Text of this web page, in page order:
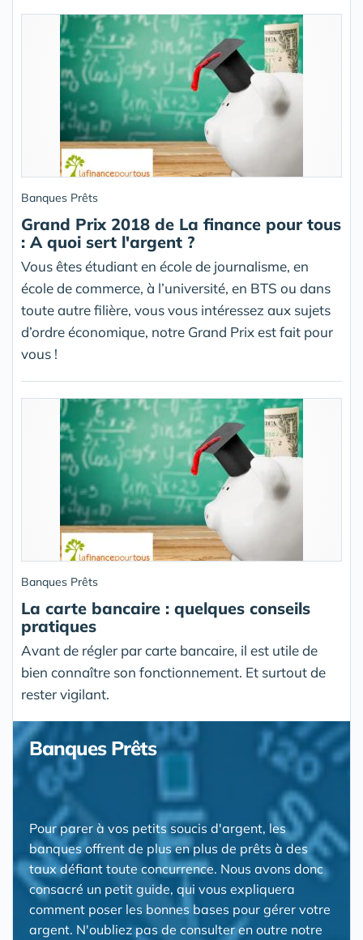
Banques Prêts
Grand Prix 2018 de La finance pour tous
: A quoi sert l'argent ?
Vous êtes étudiant en école de journalisme, en
école de commerce, à l’université, en BTS ou dans
toute autre filière, vous vous intéressez aux sujets
d’ordre économique, notre Grand Prix est fait pour
vous !
Banques Prêts
La carte bancaire : quelques conseils
pratiques
Avant de régler par carte bancaire, il est utile de
bien connaître son fonctionnement. Et surtout de
rester vigilant.
Banques Prêts
Pour parer à vos petits soucis d'argent, les
banques offrent de plus en plus de prêts à des
taux défiant toute concurrence. Nous avons donc
consacré un petit guide, qui vous expliquera
comment poser les bonnes bases pour gérer votre
argent. N'oubliez pas de consulter en outre notre